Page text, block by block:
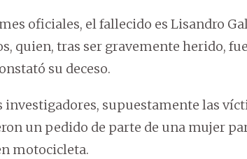
oficiales, el fallecido es Lisandro
quien, tras ser gravemente herido,
su deceso.
investigadores, supuestamente las
un pedido de parte de una mujer
motocicleta.